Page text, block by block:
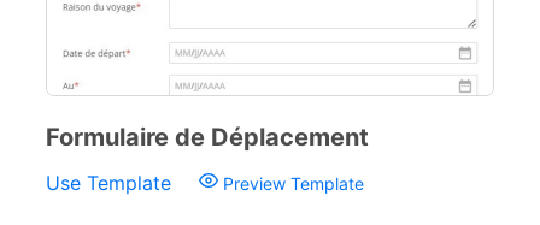
Formulaire de Déplacement
Use Template Preview Template